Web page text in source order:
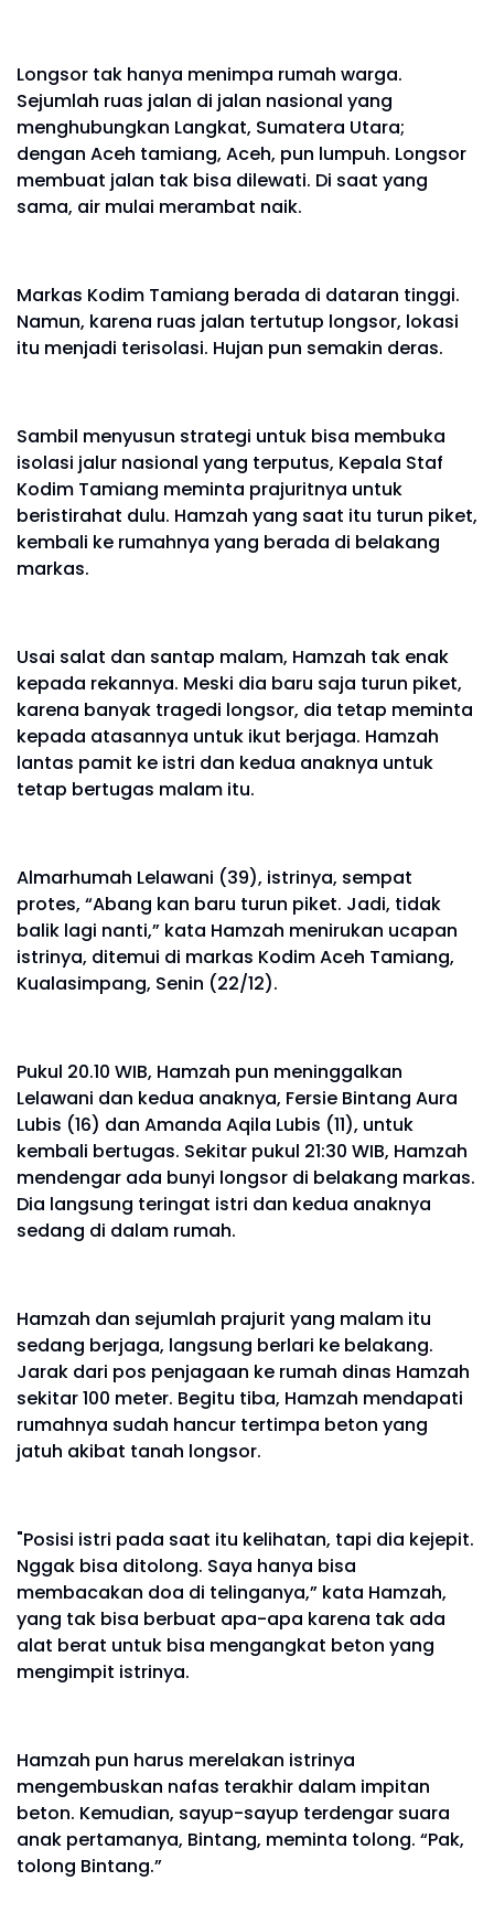
Longsor tak hanya menimpa rumah warga.
Sejumlah ruas jalan di jalan nasional yang
menghubungkan Langkat, Sumatera Utara;
dengan Aceh tamiang, Aceh, pun lumpuh. Longsor
membuat jalan tak bisa dilewati. Di saat yang
sama, air mulai merambat naik.
Markas Kodim Tamiang berada di dataran tinggi.
Namun, karena ruas jalan tertutup longsor, lokasi
itu menjadi terisolasi. Hujan pun semakin deras.
Sambil menyusun strategi untuk bisa membuka
isolasi jalur nasional yang terputus, Kepala Staf
Kodim Tamiang meminta prajuritnya untuk
beristirahat dulu. Hamzah yang saat itu turun piket,
kembali ke rumahnya yang berada di belakang
markas.
Usai salat dan santap malam, Hamzah tak enak
kepada rekannya. Meski dia baru saja turun piket,
karena banyak tragedi longsor, dia tetap meminta
kepada atasannya untuk ikut berjaga. Hamzah
lantas pamit ke istri dan kedua anaknya untuk
tetap bertugas malam itu.
Almarhumah Lelawani (39), istrinya, sempat
protes, “Abang kan baru turun piket. Jadi, tidak
balik lagi nanti,” kata Hamzah menirukan ucapan
istrinya, ditemui di markas Kodim Aceh Tamiang,
Kualasimpang, Senin (22/12).
Pukul 20.10 WIB, Hamzah pun meninggalkan
Lelawani dan kedua anaknya, Fersie Bintang Aura
Lubis (16) dan Amanda Aqila Lubis (11), untuk
kembali bertugas. Sekitar pukul 21:30 WIB, Hamzah
mendengar ada bunyi longsor di belakang markas.
Dia langsung teringat istri dan kedua anaknya
sedang di dalam rumah.
Hamzah dan sejumlah prajurit yang malam itu
sedang berjaga, langsung berlari ke belakang.
Jarak dari pos penjagaan ke rumah dinas Hamzah
sekitar 100 meter. Begitu tiba, Hamzah mendapati
rumahnya sudah hancur tertimpa beton yang
jatuh akibat tanah longsor.
"Posisi istri pada saat itu kelihatan, tapi dia kejepit.
Nggak bisa ditolong. Saya hanya bisa
membacakan doa di telinganya,” kata Hamzah,
yang tak bisa berbuat apa-apa karena tak ada
alat berat untuk bisa mengangkat beton yang
mengimpit istrinya.
Hamzah pun harus merelakan istrinya
mengembuskan nafas terakhir dalam impitan
beton. Kemudian, sayup-sayup terdengar suara
anak pertamanya, Bintang, meminta tolong. “Pak,
tolong Bintang.”